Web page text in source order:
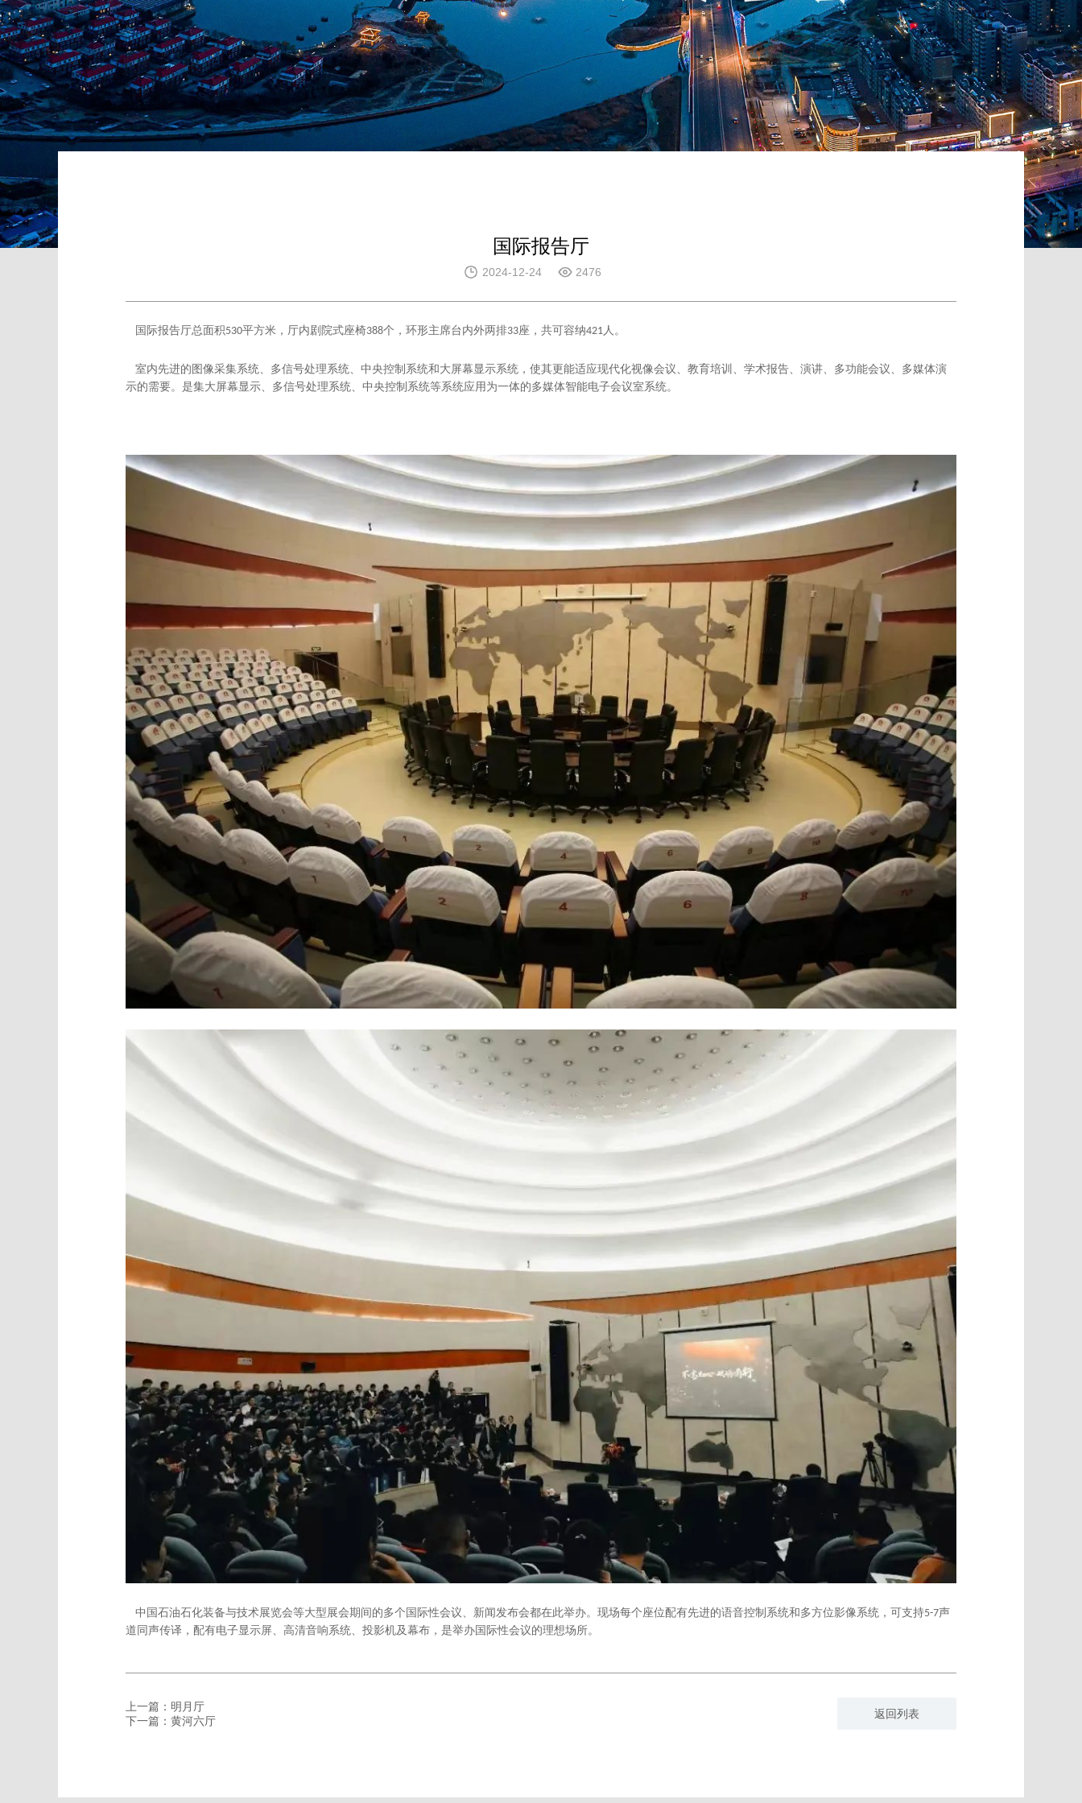
国际报告厅
2024-12-24 2476
国际报告厅总面积530平方米，厅内剧院式座椅388个，环形主席台内外两排33座，共可容纳421人。
室内先进的图像采集系统、多信号处理系统、中央控制系统和大屏幕显示系统，使其更能适应现代化视像会议、教育培训、学术报告、演讲、多功能会议、多媒体演
示的需要。是集大屏幕显示、多信号处理系统、中央控制系统等系统应用为一体的多媒体智能电子会议室系统。
中国石油石化装备与技术展览会等大型展会期间的多个国际性会议、新闻发布会都在此举办。现场每个座位配有先进的语音控制系统和多方位影像系统，可支持5-7声
道同声传译，配有电子显示屏、高清音响系统、投影机及幕布，是举办国际性会议的理想场所。
上一篇：明月厅
下一篇：黄河六厅
返回列表